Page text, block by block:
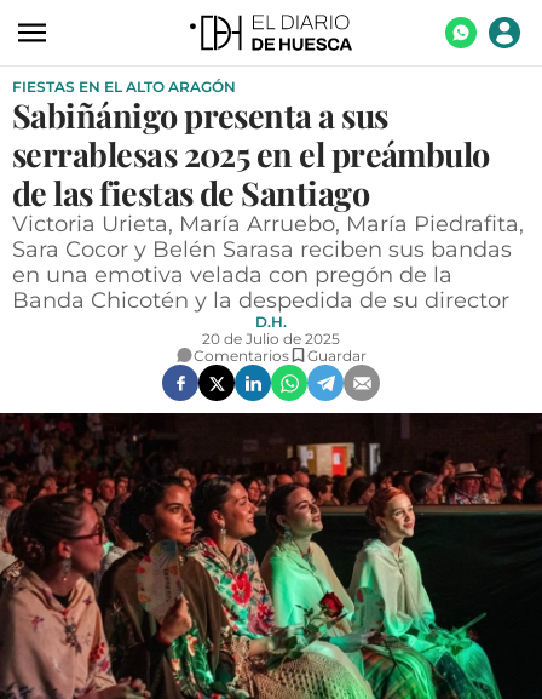
ACTUALIDAD
ECONOMÍA
TECNOLOGÍA
TURISMO
AGROALIMENTACIÓN
SOCIEDAD
OPINIÓN
GALERÍAS
VÍDEOS
CONTACTAR
FIESTAS EN EL ALTO ARAGÓN
FIESTAS DE SAN LORENZO
FIESTAS EN EL ALTO ARAGÓN
Sabiñánigo presenta a sus
serrablesas 2025 en el preámbulo
de las fiestas de Santiago
Victoria Urieta, María Arruebo, María Piedrafita,
Sara Cocor y Belén Sarasa reciben sus bandas
en una emotiva velada con pregón de la
Banda Chicotén y la despedida de su director
D.H.
20 de Julio de 2025
Comentarios
Guardar